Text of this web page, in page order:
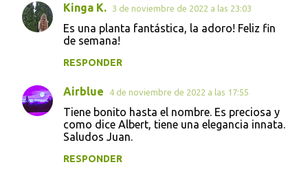
Kinga K. 3 de noviembre de 2022 a las 23:03
Es una planta fantástica, la adoro! Feliz fin
de semana!
RESPONDER
Airblue 4 de noviembre de 2022 a las 17:55
Tiene bonito hasta el nombre. Es preciosa y
como dice Albert, tiene una elegancia innata.
Saludos Juan.
RESPONDER